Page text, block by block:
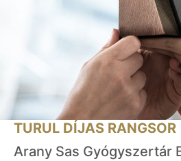
TURUL DÍJAS RANGSOR
Arany Sas Gyógyszertár